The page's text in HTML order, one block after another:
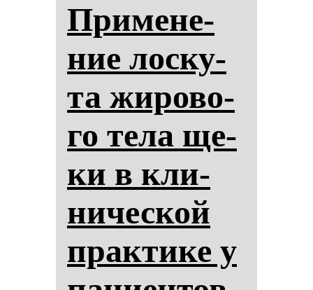
При­ме­не­
ние лос­ку­
та жи­ро­во­
го те­ла ще­
ки в кли­
ни­чес­кой
прак­ти­ке у